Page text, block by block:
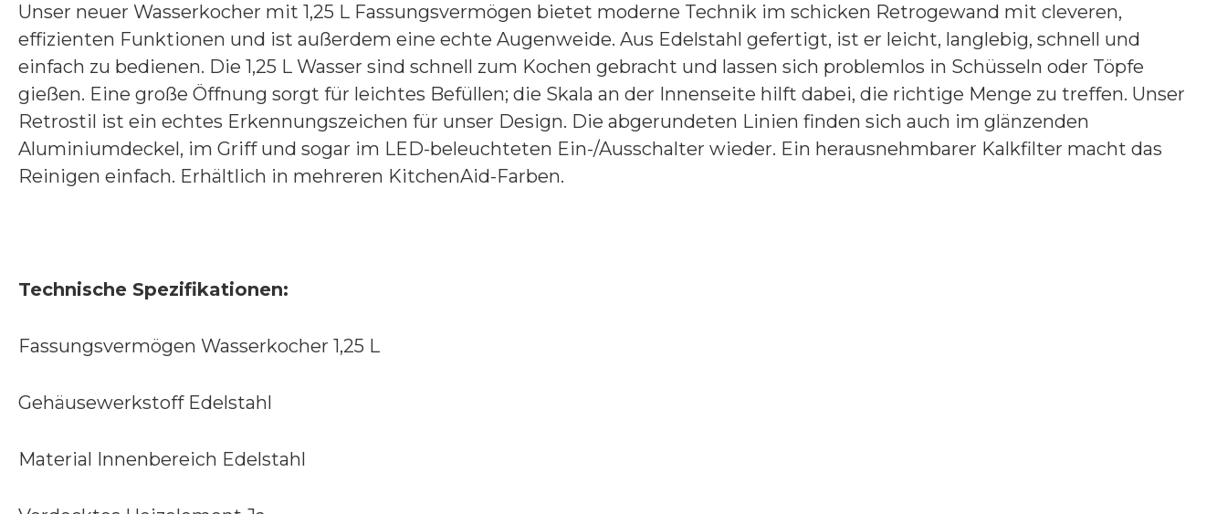
Unser neuer Wasserkocher mit 1,25 L Fassungsvermögen bietet moderne Technik im schicken Retrogewand mit cleveren,
effizienten Funktionen und ist außerdem eine echte Augenweide. Aus Edelstahl gefertigt, ist er leicht, langlebig, schnell und
einfach zu bedienen. Die 1,25 L Wasser sind schnell zum Kochen gebracht und lassen sich problemlos in Schüsseln oder Töpfe
gießen. Eine große Öffnung sorgt für leichtes Befüllen; die Skala an der Innenseite hilft dabei, die richtige Menge zu treffen. Unser
Retrostil ist ein echtes Erkennungszeichen für unser Design. Die abgerundeten Linien finden sich auch im glänzenden
Aluminiumdeckel, im Griff und sogar im LED-beleuchteten Ein-/Ausschalter wieder. Ein herausnehmbarer Kalkfilter macht das
Reinigen einfach. Erhältlich in mehreren KitchenAid-Farben.
Technische Spezifikationen:
Fassungsvermögen Wasserkocher 1,25 L
Gehäusewerkstoff Edelstahl
Material Innenbereich Edelstahl